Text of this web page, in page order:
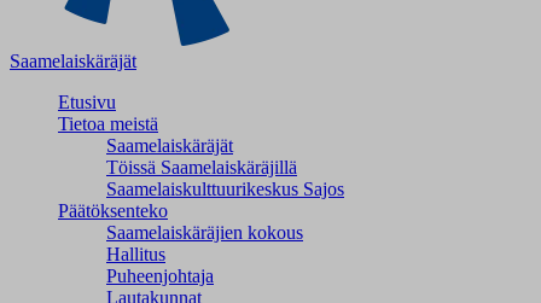
Saamelaiskäräjät
Etusivu
Tietoa meistä
Saamelaiskäräjät
Töissä Saamelaiskäräjillä
Saamelaiskulttuuri­keskus Sajos
Päätöksenteko
Saamelaiskäräjien kokous
Hallitus
Puheenjohtaja
Lautakunnat